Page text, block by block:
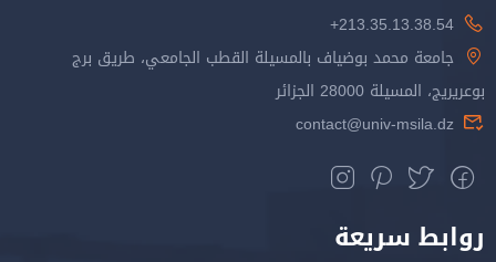
213.35.13.38.54+
جامعة محمد بوضياف بالمسيلة القطب الجامعي، طريق برج
بوعريريج، المسيلة 28000 الجزائر
contact@univ-msila.dz
روابط سريعة